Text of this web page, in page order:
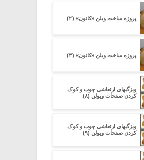
پروژه ساخت ویلن «کانون» (۲)
پروژه ساخت ویلن «کانون» (۳)
ویژگیهای ارتعاشی چوب و کوک
کردن صفحات ویولن (۸)
ویژگیهای ارتعاشی چوب و کوک
کردن صفحات ویولن (۹)